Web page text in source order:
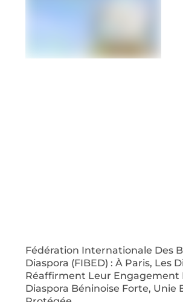
Fédération Internationale Des
Diaspora (FIBED) : À Paris, Les
Réaffirment Leur Engagement
Diaspora Béninoise Forte, Unie